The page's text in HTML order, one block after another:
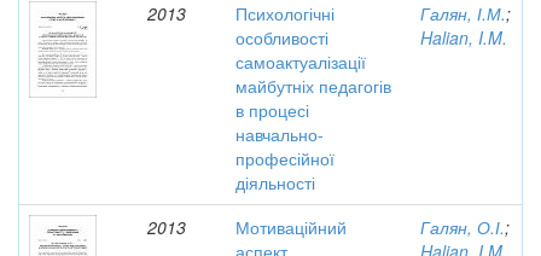
2013
Психологічні
особливості
самоактуалізації
майбутніх педагогів
в процесі
навчально-
професійної
діяльності
Галян, І.М.;
Halian, I.M.
2013
Мотиваційний
аспект
Галян, О.І.;
Halian, I.M.